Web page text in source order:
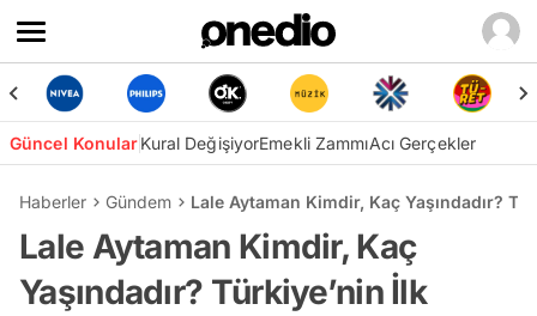
Güncel KonularKural DeğişiyorEmekli ZammıAcı Gerçekler
Haberler Gündem Lale Aytaman Kimdir, Kaç Yaşındadır?
Lale Aytaman Kimdir, Kaç
Yaşındadır? Türkiye’nin İlk